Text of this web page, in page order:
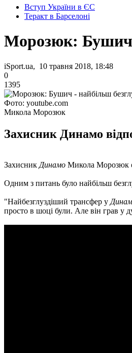
Вступ України в ЄС
Теракт в Барселоні
Морозюк: Бушич
iSport.ua, 10 травня 2018, 18:48
0
1395
Фото: youtube.com
Микола Морозюк
Захисник Динамо
Захисник Динамо Микола Морозюк
Одним з питань було найбільш
"Найбезглуздіший трансфер у
просто в шоці були. Але він грав у